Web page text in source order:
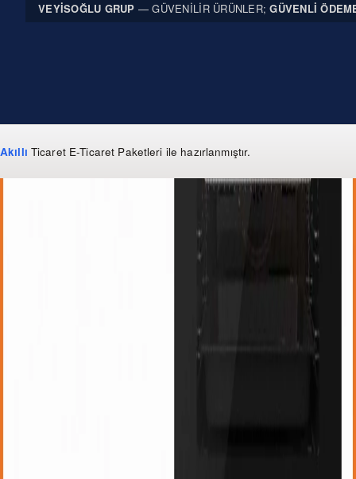
VEYISOĞLU GRUP — GÜVENILIR ÜRÜNLER;GÜVENLI
Akıllı Ticaret E-Ticaret Paketleri ile hazırlanmıştır.